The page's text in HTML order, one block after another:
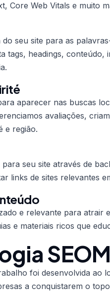
Core Web Vitals e muito
do seu site para as
tags, headings,
aparecer nas buscas
avaliações,
e região.
seu site através de
links de sites relevantes
e relevante para atrair
e materiais ricos que
foi desenvolvida ao
a conquistarem o